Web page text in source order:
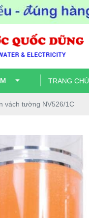
TRANG CHỦ
vách tường NV526/1C